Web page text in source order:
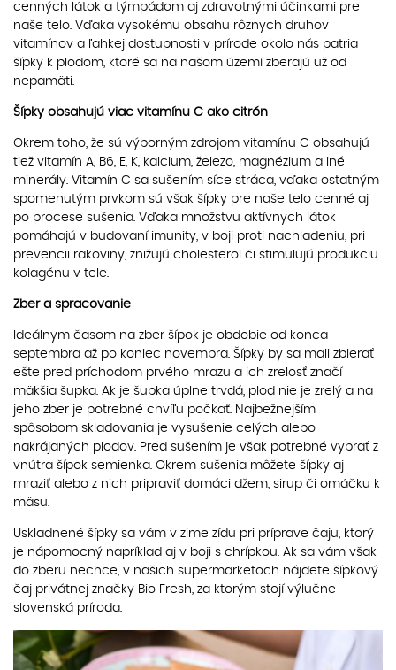
cenných látok a týmpádom aj zdravotnými účinkami pre
naše telo. Vďaka vysokému obsahu rôznych druhov
vitamínov a ľahkej dostupnosti v prírode okolo nás patria
šípky k plodom, ktoré sa na našom území zberajú už od
nepamäti.
Šípky obsahujú viac vitamínu C ako citrón
Okrem toho, že sú výborným zdrojom vitamínu C obsahujú
tiež vitamín A, B6, E, K, kalcium, železo, magnézium a iné
minerály. Vitamín C sa sušením síce stráca, vďaka ostatným
spomenutým prvkom sú však šípky pre naše telo cenné aj
po procese sušenia. Vďaka množstvu aktívnych látok
pomáhajú v budovaní imunity, v boji proti nachladeniu, pri
prevencii rakoviny, znižujú cholesterol či stimulujú produkciu
kolagénu v tele.
Zber a spracovanie
Ideálnym časom na zber šípok je obdobie od konca
septembra až po koniec novembra. Šípky by sa mali zbierať
ešte pred príchodom prvého mrazu a ich zrelosť značí
mäkšia šupka. Ak je šupka úplne trvdá, plod nie je zrelý a na
jeho zber je potrebné chvíľu počkať. Najbežnejším
spôsobom skladovania je vysušenie celých alebo
nakrájaných plodov. Pred sušením je však potrebné vybrať z
vnútra šípok semienka. Okrem sušenia môžete šípky aj
mraziť alebo z nich pripraviť domáci džem, sirup či omáčku k
mäsu.
Uskladnené šípky sa vám v zime zídu pri príprave čaju, ktorý
je nápomocný napríklad aj v boji s chrípkou. Ak sa vám však
do zberu nechce, v našich supermarketoch nájdete šípkový
čaj privátnej značky Bio Fresh, za ktorým stojí výlučne
slovenská príroda.